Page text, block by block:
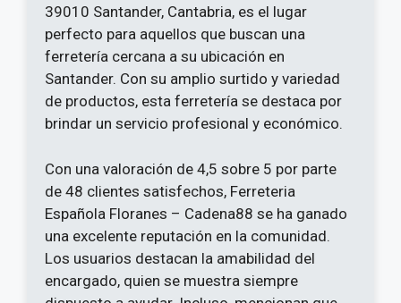
39010 Santander, Cantabria, es el lugar
perfecto para aquellos que buscan una
ferretería cercana a su ubicación en
Santander. Con su amplio surtido y variedad
de productos, esta ferretería se destaca por
brindar un servicio profesional y económico.
Con una valoración de 4,5 sobre 5 por parte
de 48 clientes satisfechos, Ferreteria
Española Floranes – Cadena88 se ha ganado
una excelente reputación en la comunidad.
Los usuarios destacan la amabilidad del
encargado, quien se muestra siempre